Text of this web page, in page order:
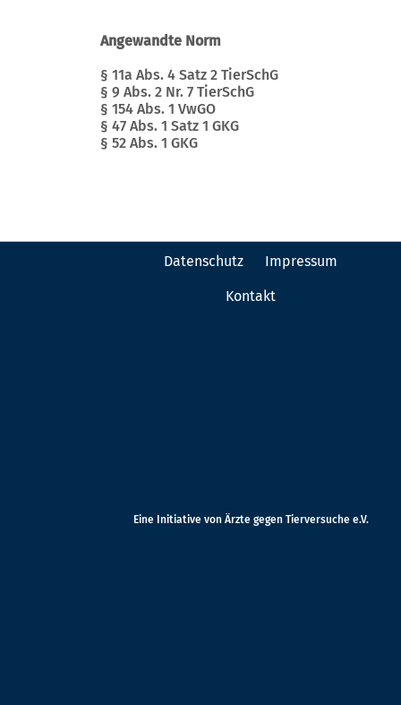
Angewandte Norm
§ 11a Abs. 4 Satz 2 TierSchG
§ 9 Abs. 2 Nr. 7 TierSchG
§ 154 Abs. 1 VwGO
§ 47 Abs. 1 Satz 1 GKG
§ 52 Abs. 1 GKG
Datenschutz Impressum
Kontakt
Eine Initiative von Ärzte gegen Tierversuche e.V.